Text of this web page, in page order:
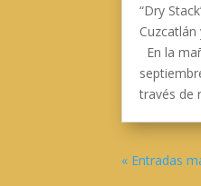
“Dry
En la
través de
« Entradas